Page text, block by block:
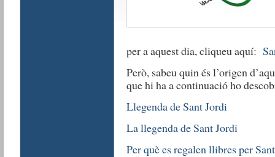
per a aquest dia, cliqueu aquí:
Però, sabeu quin és l’origen
que hi ha a continuació ho
Llegenda de Sant Jordi
La llegenda de Sant Jordi
Per què es regalen llibres per